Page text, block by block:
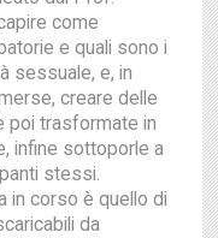
come
e quali sono i
sessuale, e, in
creare delle
poi trasformate in
infine sottoporle a
stessi.
in corso è quello di
da